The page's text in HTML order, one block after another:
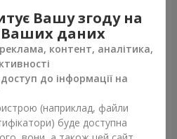
Букет "Дотик ніжності"
2 499 грн
Вашу згоду на
Ваших даних
контент, аналітика,
до інформації на
(наприклад, файли
буде доступна